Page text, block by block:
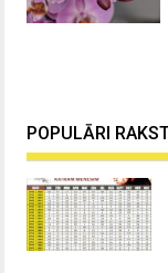
POPULĀRI